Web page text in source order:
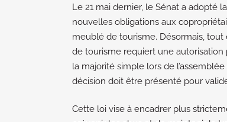
Le 21 mai dernier, le Sénat a adopté la
nouvelles obligations aux
meublé de tourisme. Désormais,
de tourisme requiert une
la majorité simple lors de
décision doit être présenté pour
Cette loi vise à encadrer plus